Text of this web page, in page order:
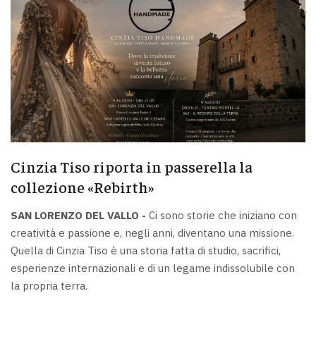
Cinzia Tiso riporta in passerella la
collezione «Rebirth»
SAN LORENZO DEL VALLO - Ci sono storie che iniziano con
creatività e passione e, negli anni, diventano una missione.
Quella di Cinzia Tiso è una storia fatta di studio, sacrifici,
esperienze internazionali e di un legame indissolubile con
la propria terra.